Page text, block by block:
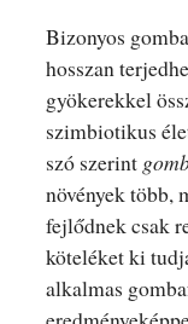
Bizonyos
hosszan
gyökerekkel
szimbiotikus
szó szerint
növények több,
fejlődnek csak
köteléket ki
alkalmas